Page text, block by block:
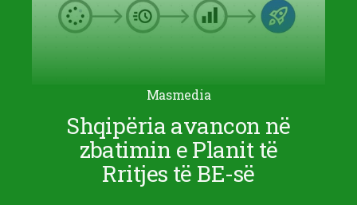
Masmedia
Shqipëria avancon në
zbatimin e Planit të
Rritjes të BE-së